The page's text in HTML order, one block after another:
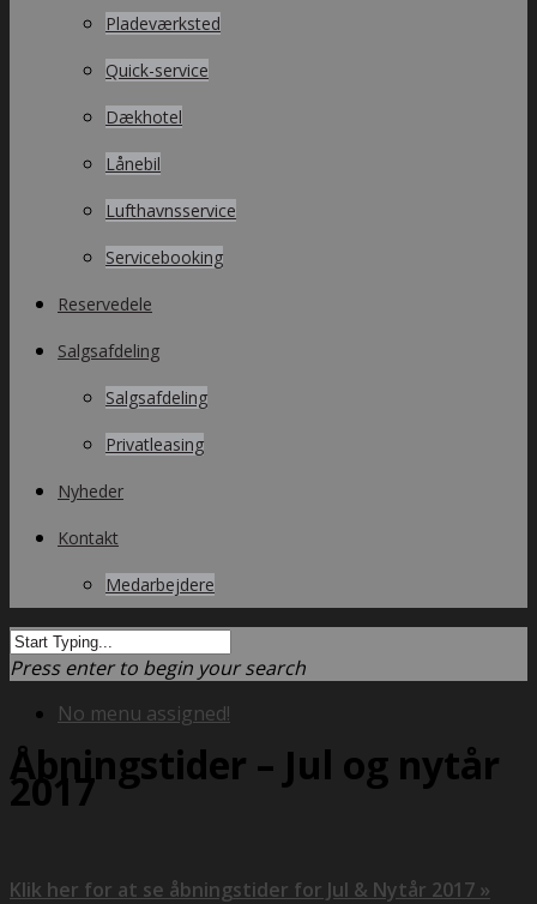
Pladeværksted
Quick-service
Dækhotel
Lånebil
Lufthavnsservice
Servicebooking
Reservedele
Salgsafdeling
Salgsafdeling
Privatleasing
Nyheder
Kontakt
Medarbejdere
Press enter to begin your search
No menu assigned!
Åbningstider – Jul og nytår
2017
Klik her for at se åbningstider for Jul & Nytår 2017 »